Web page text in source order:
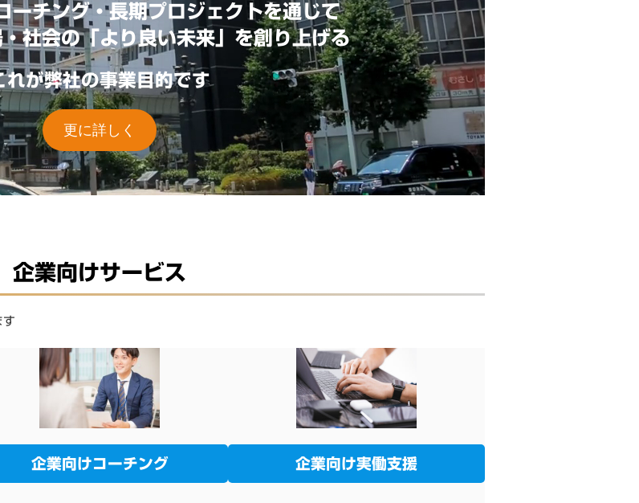
ーチング・長期プロジェクトを通じて
社会の「より良い未来」を創り上げる
れが弊社の事業目的です
更に詳しく
企業向けサービス
す
企業向けコーチング 企業向け実働支援